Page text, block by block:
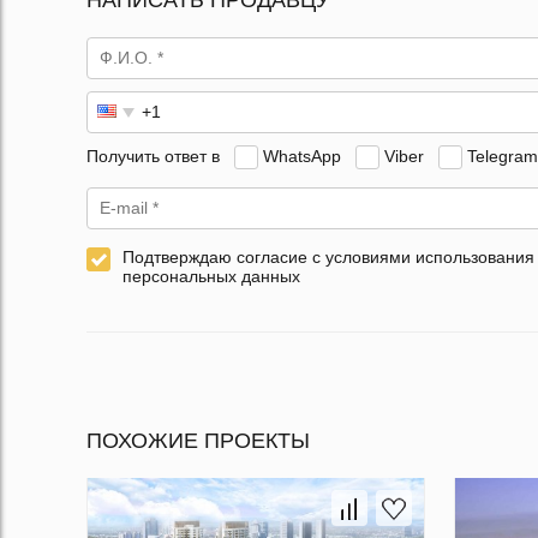
Получить ответ в WhatsApp Viber Telegram
Подтверждаю согласие с условиями использования
персональных данных
ПОХОЖИЕ ПРОЕКТЫ